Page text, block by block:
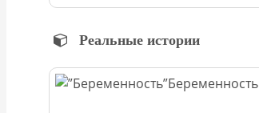
Реальные истории
Беременность